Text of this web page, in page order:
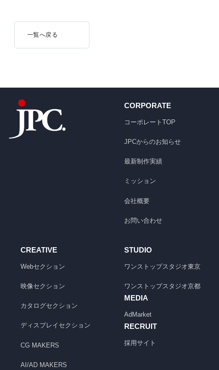
一覧へ戻る
CORPORATE
コーポレートTOP
JPCからのお知らせ
最新制作実績
ミッション
会社概要
お問い合わせ
CREATIVE
Webセクション
映像セクション
カタログセクション
ディスプレイセクション
CG MAKERS
AI/AD MAKERS
STUDIO
ワンストップスタジオ東京
ワンストップスタジオ京都
MEDIA
AdMarket
RECRUIT
採用サイト